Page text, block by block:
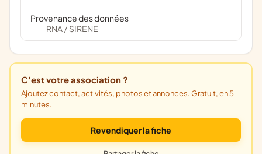
Provenance des données
RNA / SIRENE
C'est votre association ?
Ajoutez contact, activités, photos et annonces. Gratuit, en 5
minutes.
Revendiquer la fiche